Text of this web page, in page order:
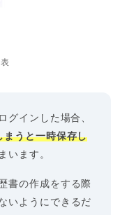
グインした場合、
まうと一時保存し
います。
書の作成をする際
いようにできるだ